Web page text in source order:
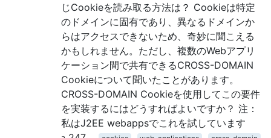
じCookieを読み取る方法は？ Cookieは特定
のドメインに固有であり、異なるドメインか
らはアクセスできないため、奇妙に聞こえる
かもしれません。ただし、複数のWebアプリ
ケーション間で共有できるCROSS-DOMAIN
Cookieについて聞いたことがあります。
CROSS-DOMAIN Cookieを使用してこの要件
を実装するにはどうすればよいですか？ 注：
私はJ2EE webappsでこれを試しています